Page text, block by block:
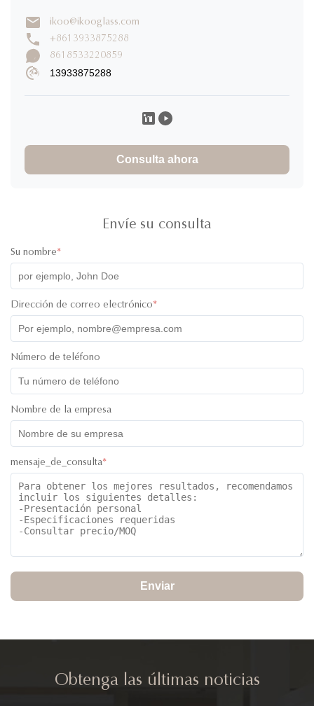
ikoo@ikooglass.com
+8613933875288
8618533220859
13933875288
Consulta ahora
Envíe su consulta
Su nombre*
Dirección de correo electrónico*
Número de teléfono
Nombre de la empresa
mensaje_de_consulta*
Enviar
Obtenga las últimas noticias